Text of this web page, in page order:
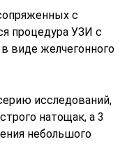
с
процедура УЗИ с
виде желчегонного
исследований,
натощак, а 3
небольшого